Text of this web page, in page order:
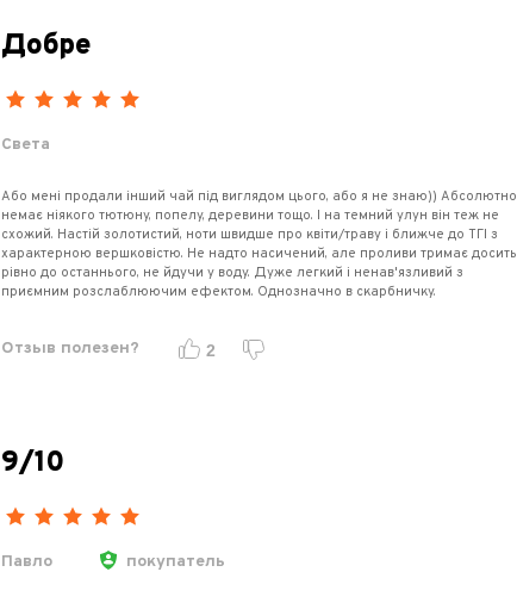
Добре
Света
Або мені продали інший чай під виглядом цього, або я не знаю)) Абсолютно
немає ніякого тютюну, попелу, деревини тощо. І на темний улун він теж не
схожий. Настій золотистий, ноти швидше про квіти/траву і ближче до ТГІ з
характерною вершковістю. Не надто насичений, але проливи тримає досить
рівно до останнього, не йдучи у воду. Дуже легкий і ненав'язливий з
приємним розслаблюючим ефектом. Однозначно в скарбничку.
Отзыв полезен? 2
9/10
Павло покупатель